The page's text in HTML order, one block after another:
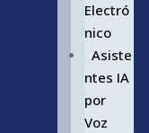
Electró
nico
Asiste
ntes IA
por
Voz